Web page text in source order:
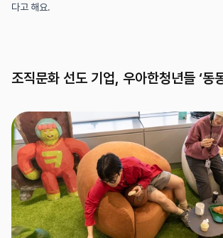
다고 해요.
조직문화 선도 기업, 우아한청년들 ‘동